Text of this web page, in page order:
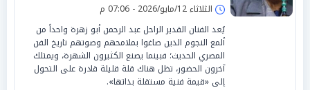
الثلاثاء 12/مايو/2026 - 07:06 م
يُعد الفنان القدير الراحل عبد الرحمن أبو زهرة واحداً من
ألمع النجوم الذين صاغوا بملامحهم وصوتهم تاريخ الفن
المصري الحديث؛ فبينما يصنع الكثيرون الشهرة، ويمتلك
آخرون الحضور، تظل هناك قلة قليلة قادرة على التحول
إلى «قيمة فنية مستقلة بذاتها».